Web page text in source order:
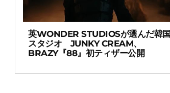
英WONDER STUDIOSが選んだ韓国
スタジオ JUNKY CREAM、
BRAZY『88』初ティザー公開